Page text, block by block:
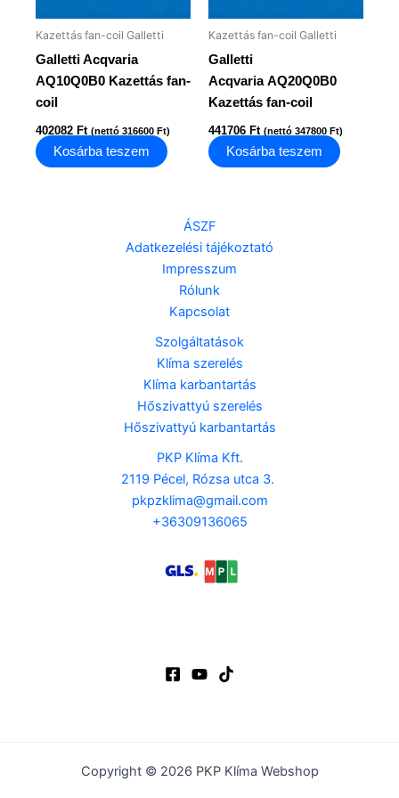
Kazettás fan-coil Galletti
Galletti Acqvaria
AQ10Q0B0 Kazettás fan-
coil
402082 Ft (nettó 316600 Ft)
Kosárba teszem
Kazettás fan-coil Galletti
Galletti
Acqvaria AQ20Q0B0
Kazettás fan-coil
441706 Ft (nettó 347800 Ft)
Kosárba teszem
ÁSZF
Adatkezelési tájékoztató
Impresszum
Rólunk
Kapcsolat
Szolgáltatások
Klíma szerelés
Klíma karbantartás
Hőszivattyú szerelés
Hőszivattyú karbantartás
PKP Klíma Kft.
2119 Pécel, Rózsa utca 3.
pkpzklima@gmail.com
+36309136065
Copyright © 2026 PKP Klíma Webshop